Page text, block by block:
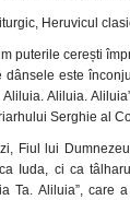
Heruvicul
puterile cerești
este
Aliluia.
Serghie al
Fiul lui
Iuda, ci ca
Ta. Aliluia”, care